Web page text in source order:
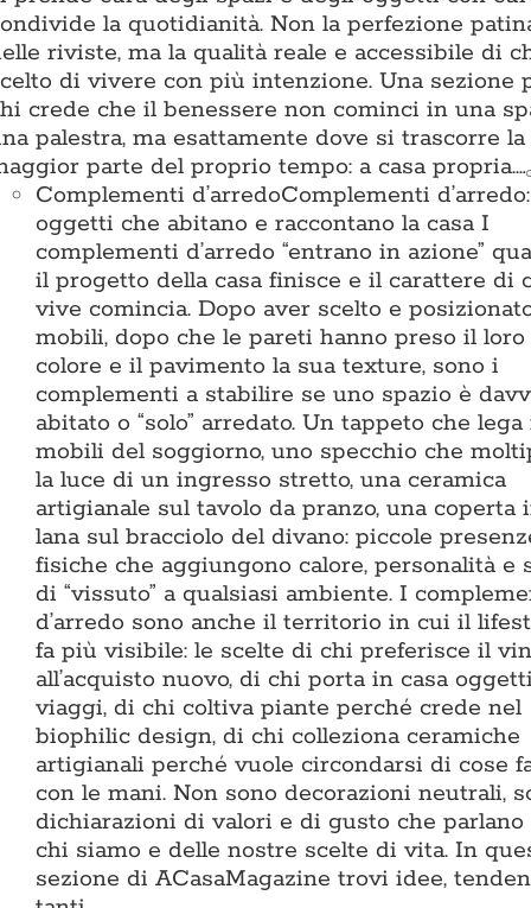
la quotidianità. Non la perfezione
riviste, ma la qualità reale e accessibile di
di vivere con più intenzione. Una sezione
crede che il benessere non cominci in una
palestra, ma esattamente dove si trascorre la
parte del proprio tempo: a casa propria.…
Complementi d’arredoComplementi
oggetti che abitano e raccontano la casa I
complementi d’arredo “entrano in azione”
il progetto della casa finisce e il carattere di
vive comincia. Dopo aver scelto e
mobili, dopo che le pareti hanno preso il loro
colore e il pavimento la sua texture, sono i
complementi a stabilire se uno spazio è
abitato o “solo” arredato. Un tappeto che lega
mobili del soggiorno, uno specchio che
la luce di un ingresso stretto, una ceramica
artigianale sul tavolo da pranzo, una coperta
lana sul bracciolo del divano: piccole
fisiche che aggiungono calore, personalità e
di “vissuto” a qualsiasi ambiente. I
d’arredo sono anche il territorio in cui il
fa più visibile: le scelte di chi preferisce il
all’acquisto nuovo, di chi porta in casa
viaggi, di chi coltiva piante perché crede nel
biophilic design, di chi colleziona ceramiche
artigianali perché vuole circondarsi di cose
con le mani. Non sono decorazioni neutrali,
dichiarazioni di valori e di gusto che
chi siamo e delle nostre scelte di vita. In
sezione di ACasaMagazine trovi idee,